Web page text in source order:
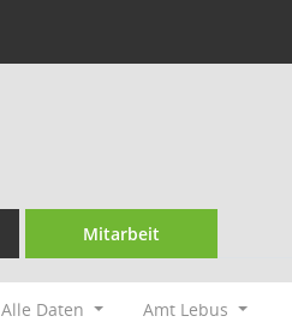
Mitarbeit
Alle Daten Amt Lebus